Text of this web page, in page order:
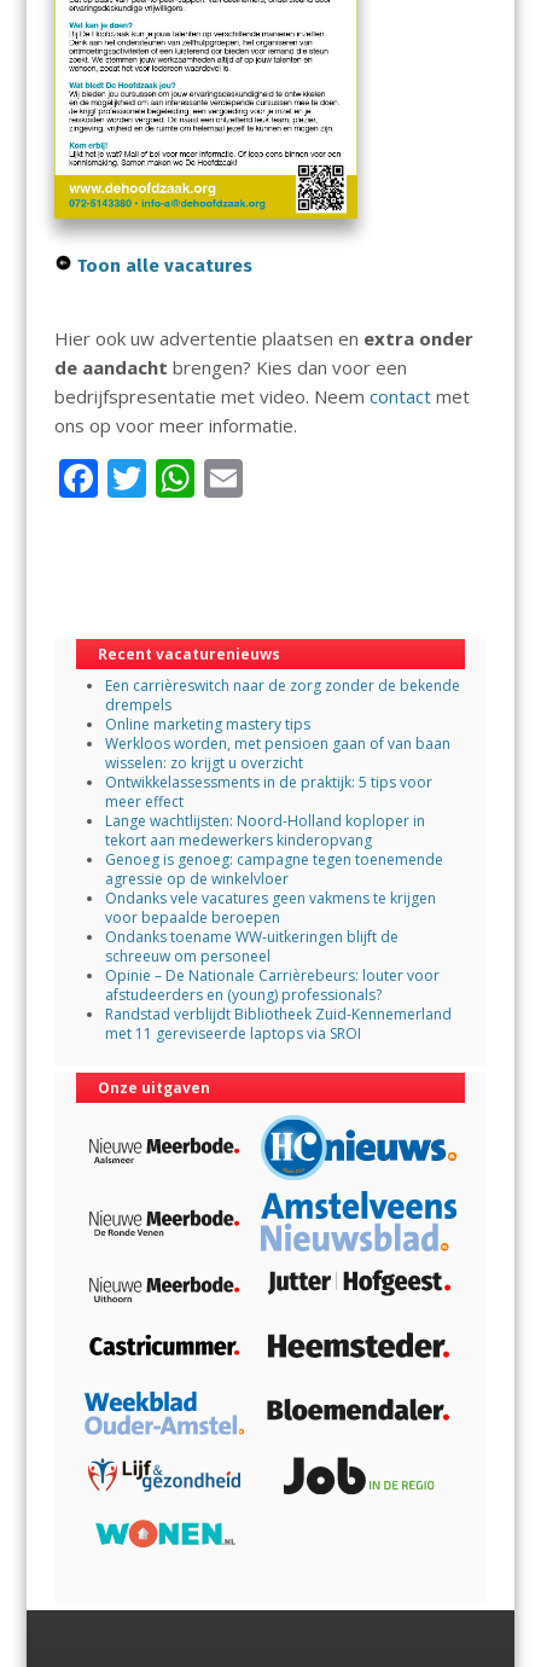
Toon alle vacatures
Hier ook uw advertentie plaatsen en extra onder
de aandacht brengen? Kies dan voor een
bedrijfspresentatie met video. Neem contactmet
ons op voor meer informatie.
F
o
o
k
T W
A
p
p
E
Recent vacaturenieuws
Een carrièreswitch naar de zorg zonder de bekende
drempels
Online marketing mastery tips
Werkloos worden, met pensioen gaan of van baan
wisselen: zo krijgt u overzicht
Ontwikkelassessments in de praktijk: 5 tips voor
meer effect
Lange wachtlijsten: Noord-Holland koploper in
tekort aan medewerkers kinderopvang
Genoeg is genoeg: campagne tegen toenemende
agressie op de winkelvloer
Ondanks vele vacatures geen vakmens te krijgen
voor bepaalde beroepen
Ondanks toename WW-uitkeringen blijft de
schreeuw om personeel
Opinie – De Nationale Carrièrebeurs: louter voor
afstudeerders en (young) professionals?
Randstad verblijdt Bibliotheek Zuid-Kennemerland
met 11 gereviseerde laptops via SROI
Onze uitgaven